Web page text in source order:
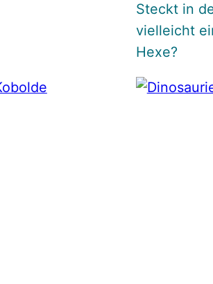
Steckt in
vielleicht
Hexe?